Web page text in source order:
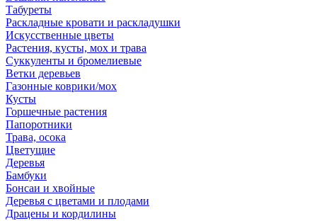
Табуреты
Раскладные кровати и раскладушки
Искусственные цветы
Растения, кусты, мох и трава
Суккуленты и бромелиевые
Ветки деревьев
Газонные коврики/мох
Кусты
Горшечные растения
Папоротники
Трава, осока
Цветущие
Деревья
Бамбуки
Бонсаи и хвойные
Деревья с цветами и плодами
Драцены и кордилины